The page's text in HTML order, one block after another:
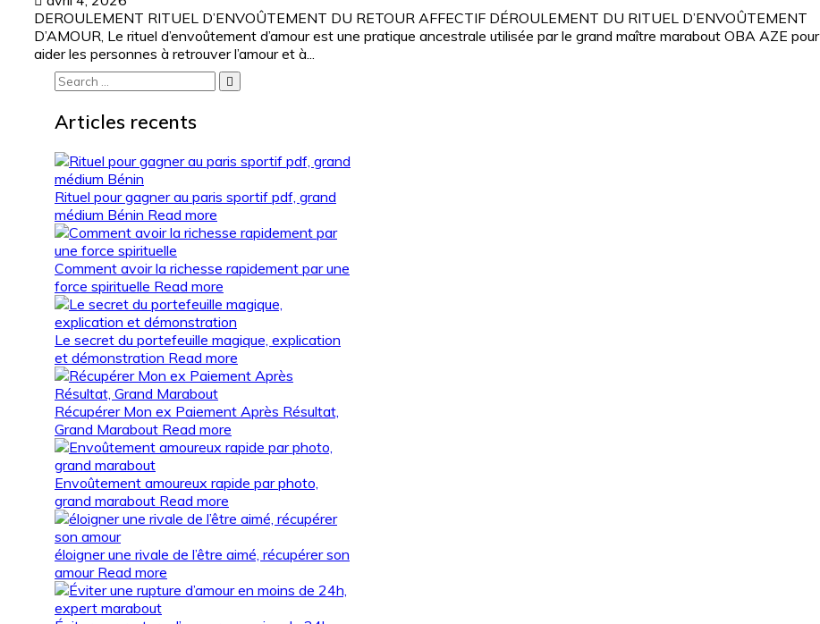
DEROULEMENT RITUEL D’ENVOÛTEMENT DU RETOUR AFFECTIF DÉROULEMENT DU RITUEL D’ENVOÛTEMENT
D’AMOUR, Le rituel d’envoûtement d’amour est une pratique ancestrale utilisée par le grand maître marabout OBA AZE pour
aider les personnes à retrouver l’amour et à...
Search
Articles recents
Rituel pour gagner au paris sportif pdf, grand
médium Bénin Read more
Comment avoir la richesse rapidement par une
force spirituelle Read more
Le secret du portefeuille magique, explication
et démonstration Read more
Récupérer Mon ex Paiement Après Résultat,
Grand Marabout Read more
Envoûtement amoureux rapide par photo,
grand marabout Read more
éloigner une rivale de l’être aimé, récupérer son
amour Read more